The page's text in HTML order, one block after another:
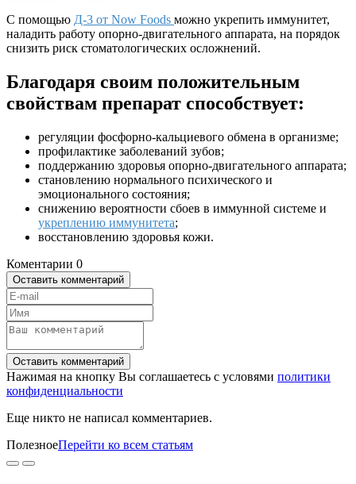
С помощью Д-3 от Now Foods можно укрепить иммунитет,
наладить работу опорно-двигательного аппарата, на порядок
снизить риск стоматологических осложнений.
Благодаря своим положительным
свойствам препарат способствует:
регуляции фосфорно-кальциевого обмена в организме;
профилактике заболеваний зубов;
поддержанию здоровья опорно-двигательного аппарата;
становлению нормального психического и
эмоционального состояния;
снижению вероятности сбоев в иммунной системе и
укреплению иммунитета;
восстановлению здоровья кожи.
Коментарии 0
Оставить комментарий
Оставить комментарий
Нажимая на кнопку Вы соглашаетесь с условями политики
конфиденциальности
Еще никто не написал комментариев.
ПолезноеПерейти ко всем статьям